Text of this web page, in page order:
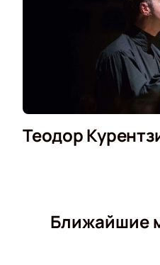
Теодор
Ближайшие